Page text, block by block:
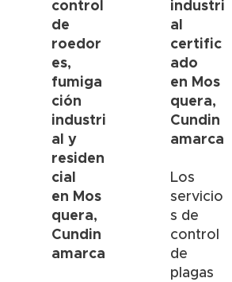
control
de
roedor
es,
fumiga
ción
industri
al y
residen
cial
en Mos
quera,
Cundin
amarca
industri
al
certific
ado
en Mos
quera,
Cundin
amarca
Los
servicio
s de
control
de
plagas